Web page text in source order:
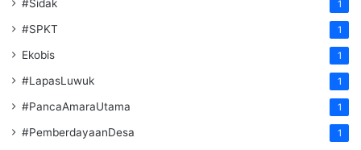
#Sidak 1
#SPKT 1
Ekobis 1
#LapasLuwuk 1
#PancaAmaraUtama 1
#PemberdayaanDesa 1